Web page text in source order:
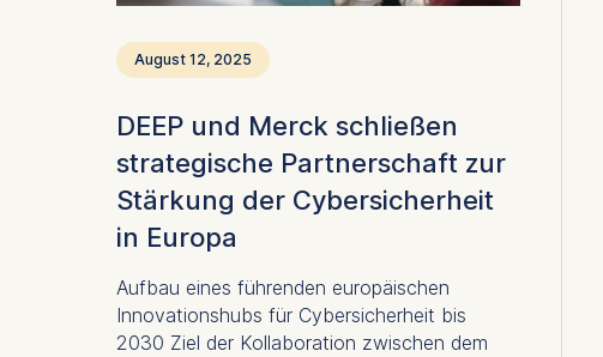
August 12, 2025
DEEP und Merck schließen
strategische Partnerschaft zur
Stärkung der Cybersicherheit
in Europa
Aufbau eines führenden europäischen
Innovationshubs für Cybersicherheit bis
2030 Ziel der Kollaboration zwischen dem